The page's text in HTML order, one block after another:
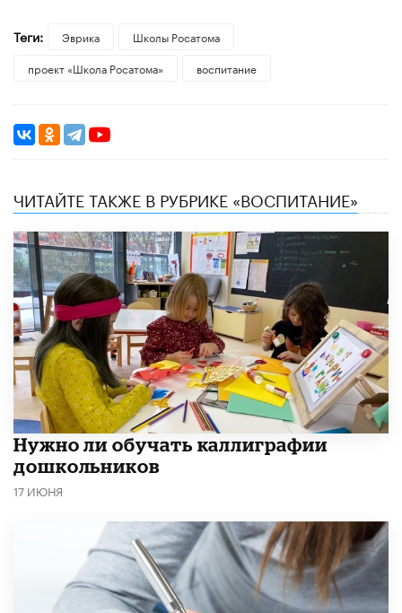
Теги: Эврика
Школы Росатома
проект «Школа Росатома»
воспитание
ЧИТАЙТЕ ТАКЖЕ В РУБРИКЕ «ВОСПИТАНИЕ»
Нужно ли обучать каллиграфии
дошкольников
17 ИЮНЯ